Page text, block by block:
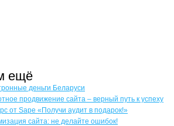
ещё
деньги Беларуси
продвижение сайта – верный путь к успеху
от Sape «Получи аудит в подарок!»
сайта: не делайте ошибок!